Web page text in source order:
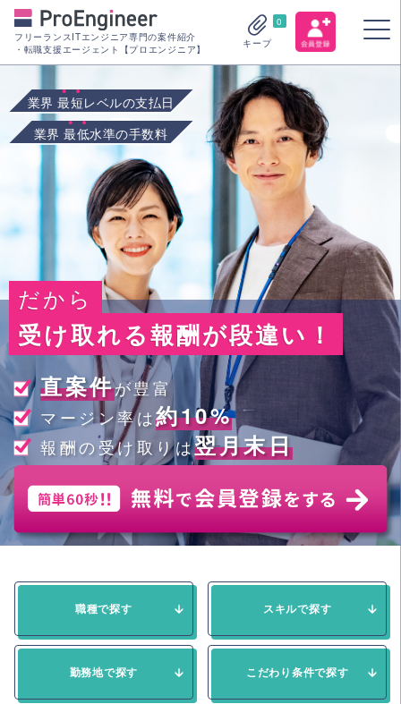
フリーランスITエンジニア専門の案件紹介
・転職支援エージェント【プロエンジニア】
0
キープ
業界最短レベルの支払日
業界最低水準の手数料
だから
受け取れる報酬が段違い！
直案件が豊富
マージン率は約10%
報酬の受け取りは翌月末日
職種で探す スキルで探す
勤務地で探す こだわり条件で探す